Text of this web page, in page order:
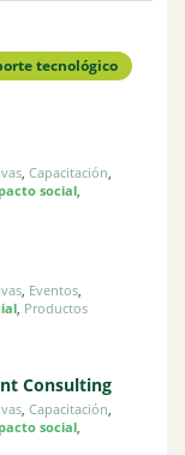
tecnológico
, Capacitación
social,
, Eventos,
, Productos
Consulting
, Capacitación
social,